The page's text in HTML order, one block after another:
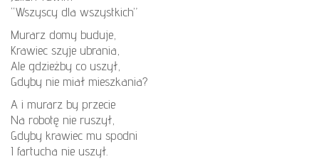
“Wszyscy dla wszystkich”
Murarz domy buduje,
Krawiec szyje ubrania,
Ale gdzieżby co uszył,
Gdyby nie miał mieszkania?
A i murarz by przecie
Na robotę nie ruszył,
Gdyby krawiec mu spodni
I fartucha nie uszył.